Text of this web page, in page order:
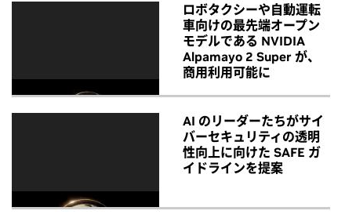
ロボタクシーや自動運転
車向けの最先端オープン
モデルである NVIDIA
Alpamayo 2 Super が、
商用利用可能に
AI のリーダーたちがサイ
バーセキュリティの透明
性向上に向けた SAFE ガ
イドラインを提案